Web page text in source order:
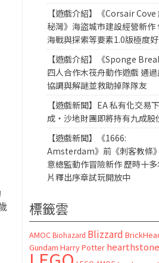
【遊戲介紹】《Corsair Cove
秘灣》海盜城市建設經營新作
海戰與探索等要素1.0版極度
【遊戲介紹】《Sponge
四人合作木筏舟動作遊戲 通
協調與解謎並救助掉隊隊友
【遊戲新聞】EA 私有化交易
成・沙地財團即將持有九成股
【遊戲新聞】《1666:
Amsterdam》前《刺客教條
意總監動作冒險新作 歷時十
片釋出序章試玩開放中
標籤雲
AMOC Biohazard Blizzard
Gundam Harry Potter hearthstone